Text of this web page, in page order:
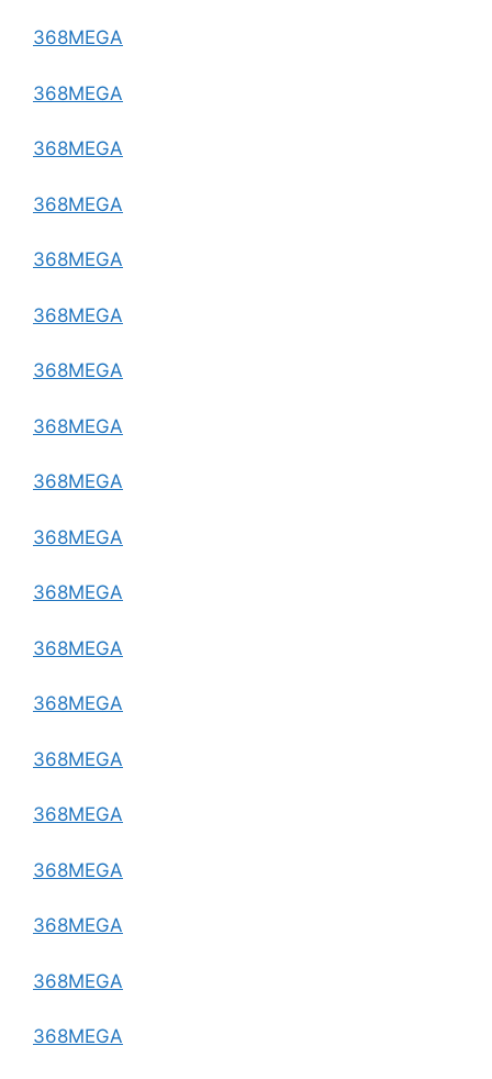
368MEGA
368MEGA
368MEGA
368MEGA
368MEGA
368MEGA
368MEGA
368MEGA
368MEGA
368MEGA
368MEGA
368MEGA
368MEGA
368MEGA
368MEGA
368MEGA
368MEGA
368MEGA
368MEGA